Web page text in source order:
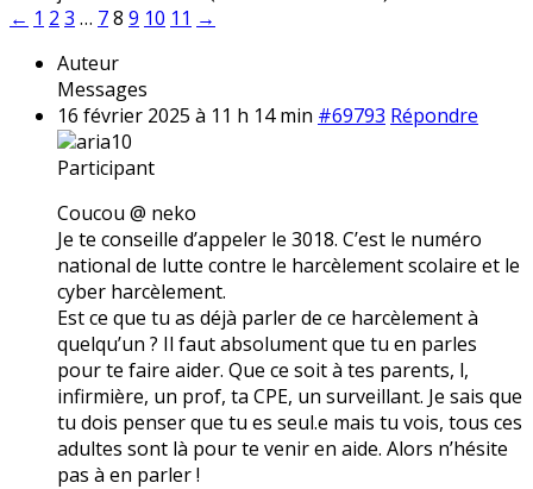
← 1 2 3 … 78 9 10 11 →
Auteur
Messages
16 février 2025 à 11 h 14 min #69793 Répondre
aria10
Participant
Coucou @ neko
Je te conseille d’appeler le 3018. C’est le numéro
national de lutte contre le harcèlement scolaire et le
cyber harcèlement.
Est ce que tu as déjà parler de ce harcèlement à
quelqu’un ? Il faut absolument que tu en parles
pour te faire aider. Que ce soit à tes parents, l,
infirmière, un prof, ta CPE, un surveillant. Je sais que
tu dois penser que tu es seul.e mais tu vois, tous ces
adultes sont là pour te venir en aide. Alors n’hésite
pas à en parler !